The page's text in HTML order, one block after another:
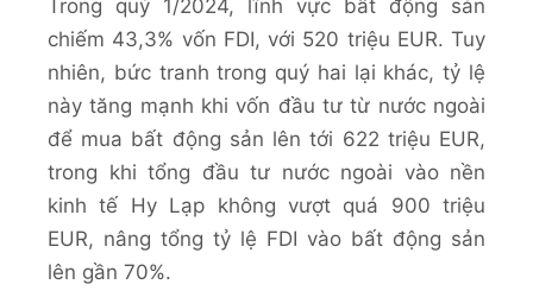
Trong quý 1/2024, lĩnh vực bất động sản
chiếm 43,3% vốn FDI, với 520 triệu EUR. Tuy
nhiên, bức tranh trong quý hai lại khác, tỷ lệ
này tăng mạnh khi vốn đầu tư từ nước ngoài
để mua bất động sản lên tới 622 triệu EUR,
trong khi tổng đầu tư nước ngoài vào nền
kinh tế Hy Lạp không vượt quá 900 triệu
EUR, nâng tổng tỷ lệ FDI vào bất động sản
lên gần 70%.